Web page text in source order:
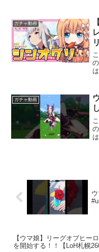
ガチャ動画
ガチャ動画
【ウマ娘】リーグオブヒー
を開始する！！【LoH札幌